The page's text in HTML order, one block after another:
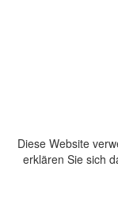
Diese Website
erklären Sie sich